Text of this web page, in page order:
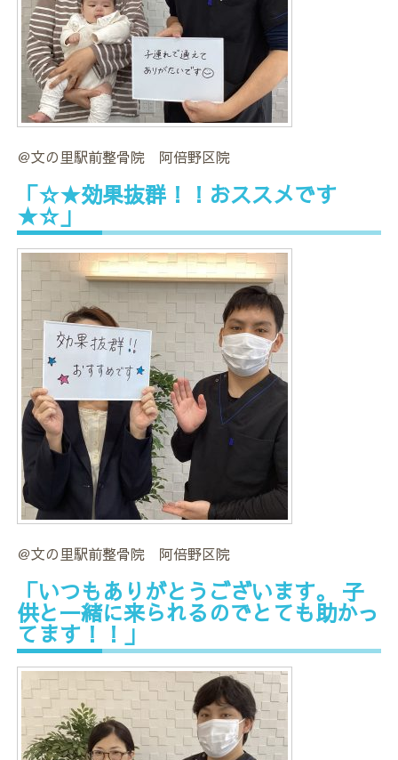
＠文の里駅前整骨院 阿倍野区院
「☆★効果抜群！！おススメです
★☆」
＠文の里駅前整骨院 阿倍野区院
「いつもありがとうございます。 子
供と一緒に来られるのでとても助かっ
てます！！」